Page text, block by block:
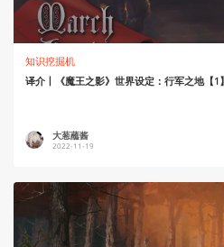
知识挖掘机
译介丨《魔王之影》世界设定：行军之地【1】
大葱蘸酱
2022-11-19